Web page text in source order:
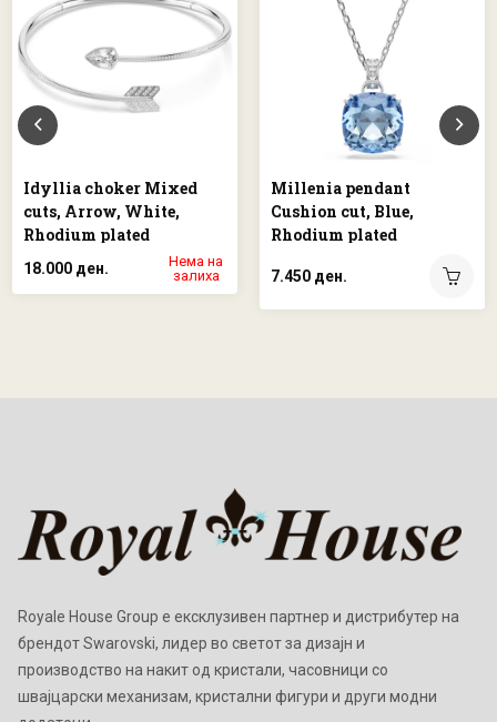
Idyllia choker Mixed
cuts, Arrow, White,
Rhodium plated
18.000 ден.
Нема на
залиха
Millenia pendant
Cushion cut, Blue,
Rhodium plated
7.450 ден.
Royale House Group е ексклузивен партнер и дистрибутер на
брендот Swarovski, лидер во светот за дизајн и
производство на накит од кристали, часовници со
швајцарски механизам, кристални фигури и други модни